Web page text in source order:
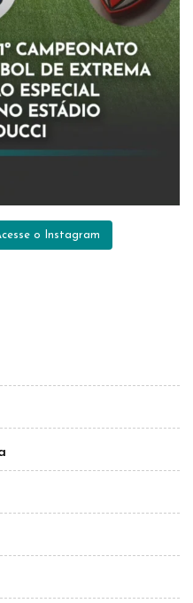
o Instagram